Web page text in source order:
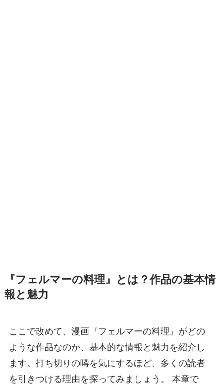
『フェルマーの料理』とは？作品の基本情
報と魅力
ここで改めて、漫画『フェルマーの料理』がどの
ような作品なのか、基本的な情報と魅力を紹介し
ます。打ち切りの噂を気にするほど、多くの読者
を引きつける理由を探ってみましょう。 本章で